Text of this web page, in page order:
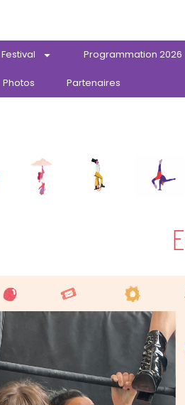
Festival Programmation 2026
Photos Partenaires